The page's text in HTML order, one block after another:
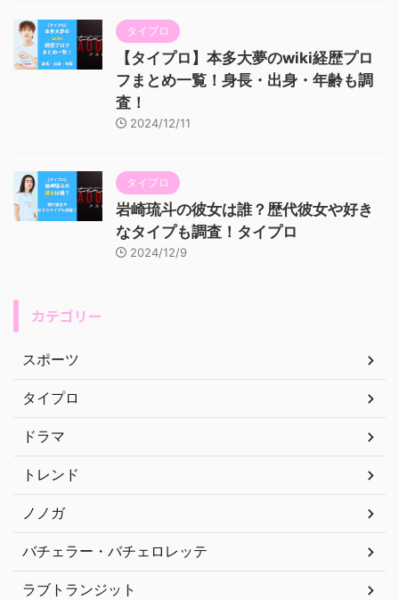
タイプロ
【タイプロ】本多大夢のwiki経歴プロ
フまとめ一覧！身長・出身・年齢も調
査！
2024/12/11
タイプロ
岩崎琉斗の彼女は誰？歴代彼女や好き
なタイプも調査！タイプロ
2024/12/9
カテゴリー
スポーツ
タイプロ
ドラマ
トレンド
ノノガ
バチェラー・バチェロレッテ
ラブトランジット